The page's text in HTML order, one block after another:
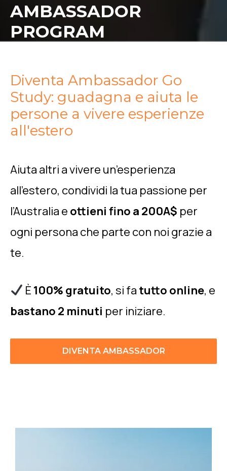
AMBASSADOR
PROGRAM
Diventa Ambassador Go
Study: guadagna e aiuta le
persone a vivere esperienze
all'estero
Aiuta altri a vivere un’esperienza
all’estero, condividi la tua passione per
l’Australia e ottieni fino a 200A$ per
ogni persona che parte con noi grazie a
te.
È 100% gratuito, si fa tutto online, e
bastano 2 minuti per iniziare.
DIVENTA AMBASSADOR